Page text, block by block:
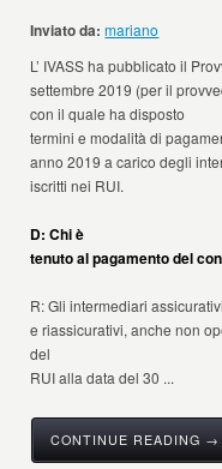
Inviato da: mariano
L’ IVASS ha pubblicato il
settembre 2019 (per il
con il quale ha disposto
termini e modalità di
anno 2019 a carico degli
iscritti nei RUI.
D: Chi è
tenuto al pagamento del
R: Gli intermediari assicurativi
e riassicurativi, anche non
del
RUI alla data del 30 ...
CONTINUE READING →